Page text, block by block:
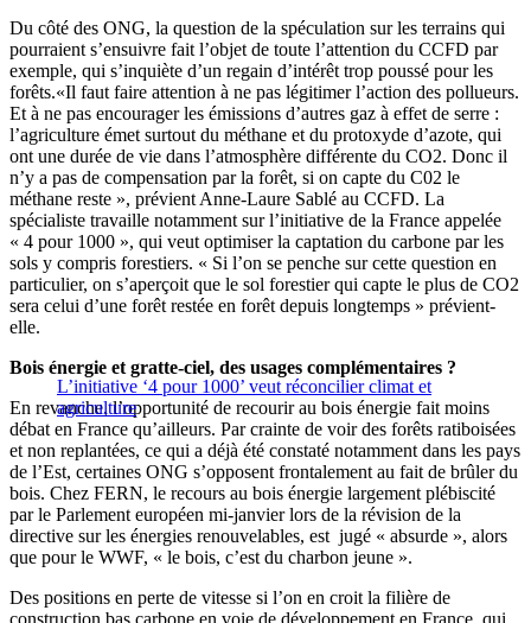
Du côté des ONG, la question de la spéculation sur les terrains qui
pourraient s’ensuivre fait l’objet de toute l’attention du CCFD par
exemple, qui s’inquiète d’un regain d’intérêt trop poussé pour les
forêts.«Il faut faire attention à ne pas légitimer l’action des pollueurs.
Et à ne pas encourager les émissions d’autres gaz à effet de serre :
l’agriculture émet surtout du méthane et du protoxyde d’azote, qui
ont une durée de vie dans l’atmosphère différente du CO2. Donc il
n’y a pas de compensation par la forêt, si on capte du C02 le
méthane reste », prévient Anne-Laure Sablé au CCFD. La
spécialiste travaille notamment sur l’initiative de la France appelée
« 4 pour 1000 », qui veut optimiser la captation du carbone par les
sols y compris forestiers. « Si l’on se penche sur cette question en
particulier, on s’aperçoit que le sol forestier qui capte le plus de CO2
sera celui d’une forêt restée en forêt depuis longtemps » prévient-
elle.
L’initiative ‘4 pour 1000’ veut réconcilier climat et
agriculture
Bois énergie et gratte-ciel, des usages complémentaires ?
En revanche, l’opportunité de recourir au bois énergie fait moins
débat en France qu’ailleurs. Par crainte de voir des forêts ratiboisées
et non replantées, ce qui a déjà été constaté notamment dans les pays
de l’Est, certaines ONG s’opposent frontalement au fait de brûler du
bois. Chez FERN, le recours au bois énergie largement plébiscité
par le Parlement européen mi-janvier lors de la révision de la
directive sur les énergies renouvelables, est jugé « absurde », alors
que pour le WWF, « le bois, c’est du charbon jeune ».
Des positions en perte de vitesse si l’on en croit la filière de